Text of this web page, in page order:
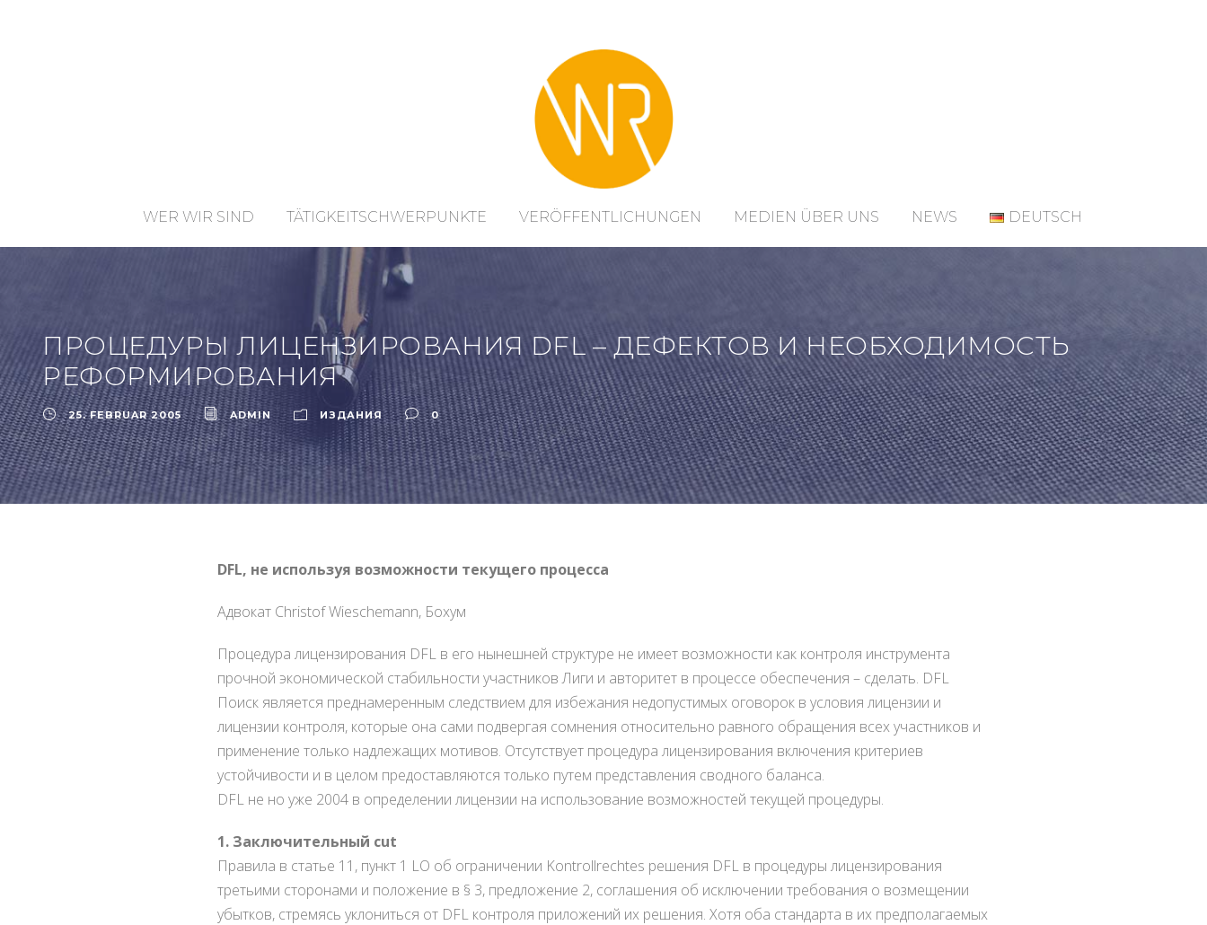
WER WIR SIND TÄTIGKEITSCHWERPUNKTE VERÖFFENTLICHUNGEN MEDIEN ÜBER UNS NEWS DEUTSCH
ПРОЦЕДУРЫ ЛИЦЕНЗИРОВАНИЯ DFL – ДЕФЕКТОВ И НЕОБХОДИМОСТЬ
РЕФОРМИРОВАНИЯ
25. FEBRUAR 2005 ADMIN ИЗДАНИЯ 0
DFL, не используя возможности текущего процесса
Адвокат Christof Wieschemann, Бохум
Процедура лицензирования DFL в его нынешней структуре не имеет возможности как контроля инструмента
прочной экономической стабильности участников Лиги и авторитет в процессе обеспечения – сделать. DFL
Поиск является преднамеренным следствием для избежания недопустимых оговорок в условия лицензии и
лицензии контроля, которые она сами подвергая сомнения относительно равного обращения всех участников и
применение только надлежащих мотивов. Отсутствует процедура лицензирования включения критериев
устойчивости и в целом предоставляются только путем представления сводного баланса.
DFL не но уже 2004 в определении лицензии на использование возможностей текущей процедуры.
1. Заключительный cut
Правила в статье 11, пункт 1 LO об ограничении Kontrollrechtes решения DFL в процедуры лицензирования
третьими сторонами и положение в § 3, предложение 2, соглашения об исключении требования о возмещении
убытков, стремясь уклониться от DFL контроля приложений их решения. Хотя оба стандарта в их предполагаемых